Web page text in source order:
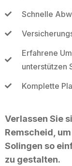
Schnelle
Erfahrene
unterstützen
Komplette
Verlassen Sie
Remscheid,
Solingen so
zu gestalten.